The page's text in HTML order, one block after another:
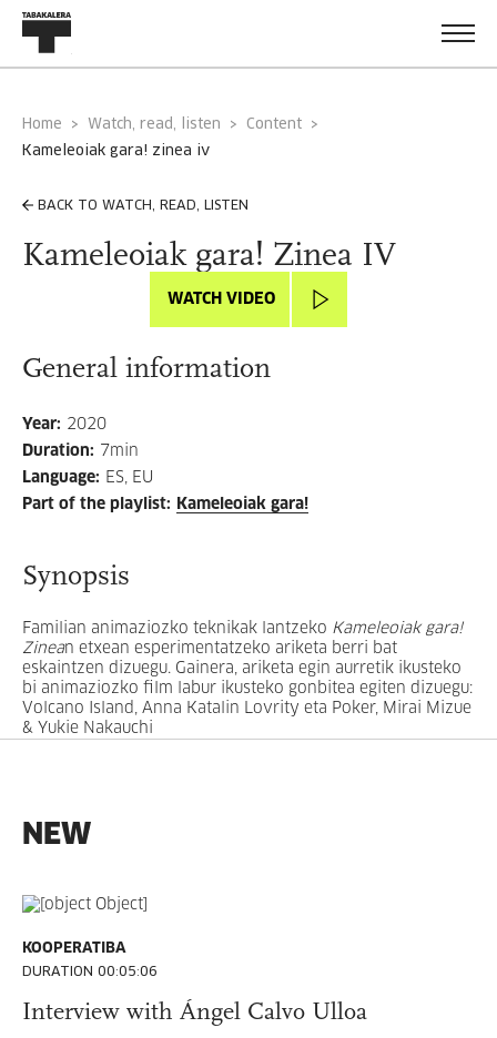
Home Watch, read, listen
Content
kameleoiak gara! zinea iv
BACK TO WATCH, READ, LISTEN
Kameleoiak gara! Zinea IV
WATCH VIDEO
General information
Year: 2020
Duration: 7min
Language: ES, EU
Part of the playlist: Kameleoiak gara!
Synopsis
Familian animaziozko teknikak lantzeko Kameleoiak gara!
Zinean etxean esperimentatzeko ariketa berri bat
eskaintzen dizuegu. Gainera, ariketa egin aurretik ikusteko
bi animaziozko film labur ikusteko gonbitea egiten dizuegu:
Volcano Island, Anna Katalin Lovrity eta Poker, Mirai Mizue
& Yukie Nakauchi
NEW
KOOPERATIBA
DURATION 00:05:06
Interview with Ángel Calvo Ulloa